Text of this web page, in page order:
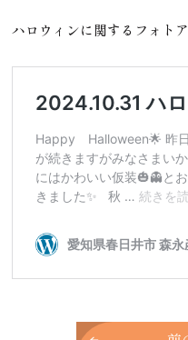
ハロウィンに関するフォト